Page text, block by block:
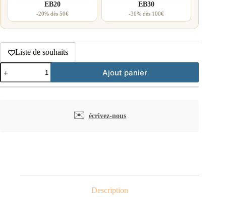
EB20
-20% dès 50€
EB30
-30% dès 100€
Liste de souhaits
quantité
de
Clous
Ajout panier
✉️ écrivez-nous
Description